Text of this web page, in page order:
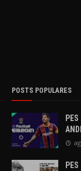
POSTS POPULARES